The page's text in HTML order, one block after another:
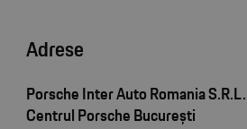
Adrese
Porsche Inter Auto Romania S.R.L.
Centrul Porsche București